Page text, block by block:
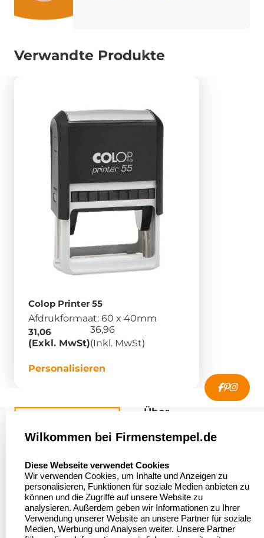
Verwandte Produkte
Colop Printer 55
Afdrukformaat: 60 x 40mm
31,06
(Exkl. MwSt)
36,96
(Inkl. MwSt)
Personalisieren
Asterlager Straße 97
47228 Duisburg
Deutschland
Über
Über uns
Bewerten Sie uns
Sitemap
Stempel in
Deutschland
Wilkommen bei Firmenstempel.de
Diese Webseite verwendet Cookies
Wir verwenden Cookies, um Inhalte und Anzeigen zu
personalisieren, Funktionen für soziale Medien anbieten zu
können und die Zugriffe auf unsere Website zu
analysieren. Außerdem geben wir Informationen zu Ihrer
Verwendung unserer Website an unsere Partner für soziale
Medien, Werbung und Analysen weiter. Unsere Partner